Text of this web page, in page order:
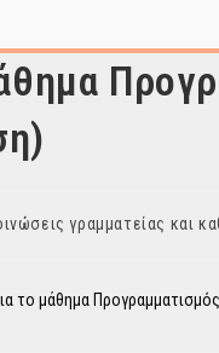
γραμματείας και
το μάθημα